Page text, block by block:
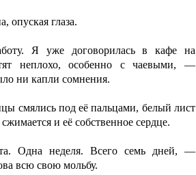
глаза.
Я уже договорилась в кафе на
неплохо, особенно с чаевыми, —
ни капли сомнения.
смялись под её пальцами, белый лист
и её собственное сердце.
Одна неделя. Всего семь дней, —
всю свою мольбу.